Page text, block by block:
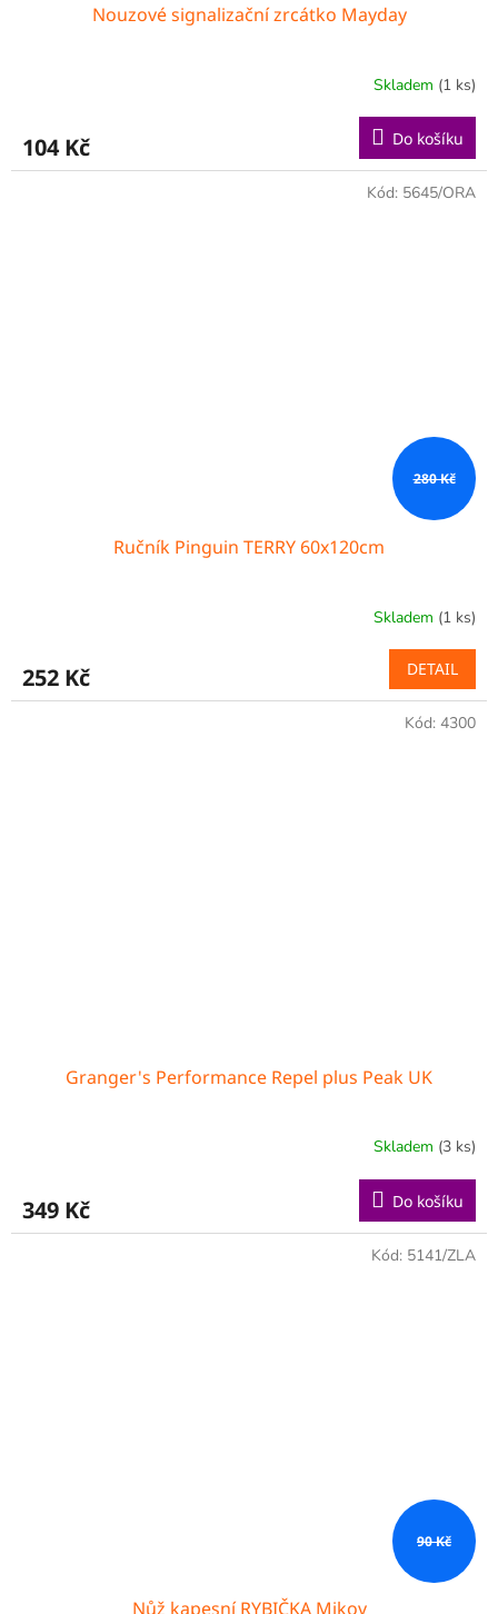
Nouzové signalizační zrcátko Mayday
Skladem (1 ks)
104 Kč Do košíku
280 Kč
Ručník Pinguin TERRY 60x120cm
Skladem (1 ks)
252 Kč DETAIL
Kód: 5645/ORA
Granger's Performance Repel plus Peak UK
Skladem (3 ks)
349 Kč Do košíku
Kód: 4300
90 Kč
Nůž kapesní RYBIČKA Mikov
Kód: 5141/ZLA